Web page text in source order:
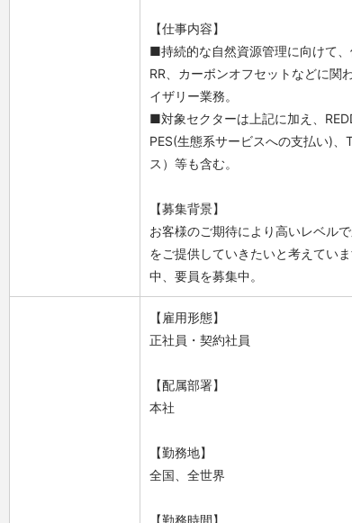
【仕事内容】
■持続的な自然資源管理に向けて
RR、カーボンオフセットなどに関
イザリー業務。
■対象セクターは上記に加え、
PES(生態系サービスへの支払い)
ス）等も含む​。
【募集背景】
お客様のご期待により高いレベル
をご提供していきたいと考えてい
中、要員を募集中。
【雇用形態】
正社員・契約社員
【配属部署】
本社
【勤務地】
全国、全世界
【勤務時間】